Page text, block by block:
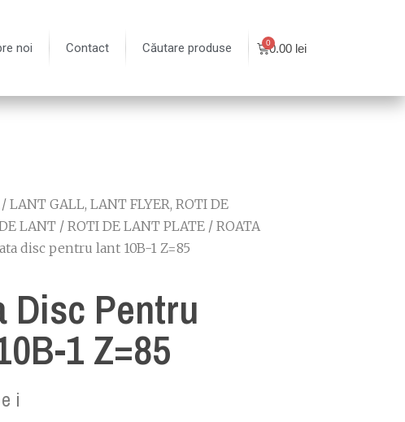
noi Contact Căutare produse 0.00 lei
/ LANT GALL, LANT FLYER, ROTI DE
LANT / ROTI DE LANT PLATE / ROATA
disc pentru lant 10B-1 Z=85
Disc Pentru
1 Z=85